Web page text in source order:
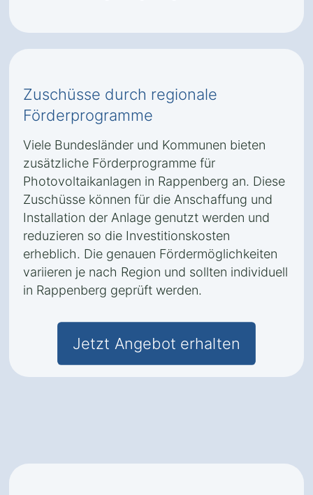
Zuschüsse durch regionale
Förderprogramme
Viele Bundesländer und Kommunen bieten
zusätzliche Förderprogramme für
Photovoltaikanlagen in Rappenberg an. Diese
Zuschüsse können für die Anschaffung und
Installation der Anlage genutzt werden und
reduzieren so die Investitionskosten
erheblich. Die genauen Fördermöglichkeiten
variieren je nach Region und sollten individuell
in Rappenberg geprüft werden.
Jetzt Angebot erhalten